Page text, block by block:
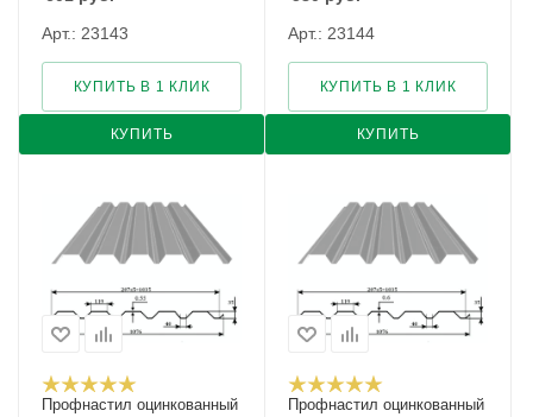
Арт.: 23143
КУПИТЬ
КУПИТЬ В 1 КЛИК
Арт.: 23144
КУПИТЬ
КУПИТЬ В 1 КЛИК
Профнастил оцинкованный
Профнастил оцинкованный